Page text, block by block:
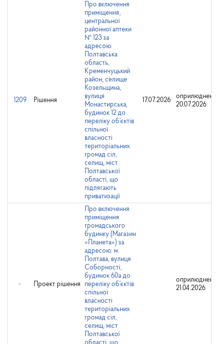
1209 Рішення
Про включення
приміщення,
центральної
районної аптеки
№ 123 за
адресою:
Полтавська
область,
Кременчуцький
район, селище
Козельщина,
вулиця
Монастирська,
будинок 12 до
переліку об’єктів
спільної
власності
територіальних
громад сіл,
селищ, міст
Полтавської
області, що
підлягають
приватизації
17.07.2026
оприлюднено:
20.07.2026
- Проект рішення
Про включення
приміщення
громадського
будинку (Магазин
«Планета») за
адресою: м.
Полтава, вулиця
Соборності,
будинок 60а до
переліку об’єктів
спільної
власності
територіальних
громад сіл,
селищ, міст
Полтавської
оприлюднено:
21.04.2026